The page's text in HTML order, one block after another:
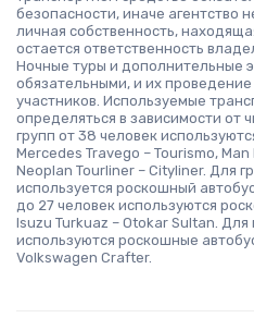
безопасности, иначе агентство
личная собственность,
остается ответственность
Ночные туры и дополнительные
обязательными, и их проведение
участников. Используемые
определяться в зависимости от
групп от 38 человек
Mercedes Travego – Tourismo,
Neoplan Tourliner – Cityliner. Для
используется роскошный
до 27 человек используются
Isuzu Turkuaz – Otokar Sultan. Для
используются роскошные
Volkswagen Crafter.